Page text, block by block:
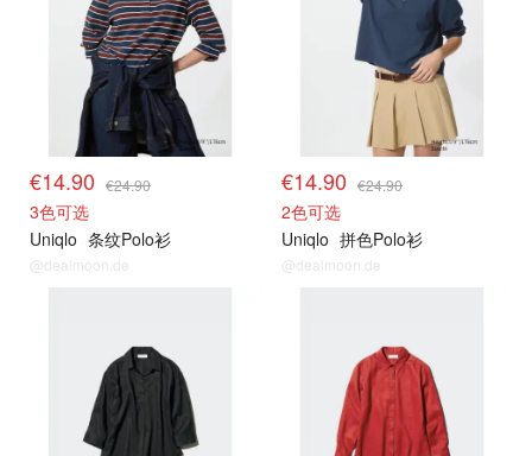
€14.90 €24.90
3色可选
Uniqlo 条纹Polo衫
@dealmoon.de
€14.90 €24.90
2色可选
Uniqlo 拼色Polo衫
@dealmoon.de